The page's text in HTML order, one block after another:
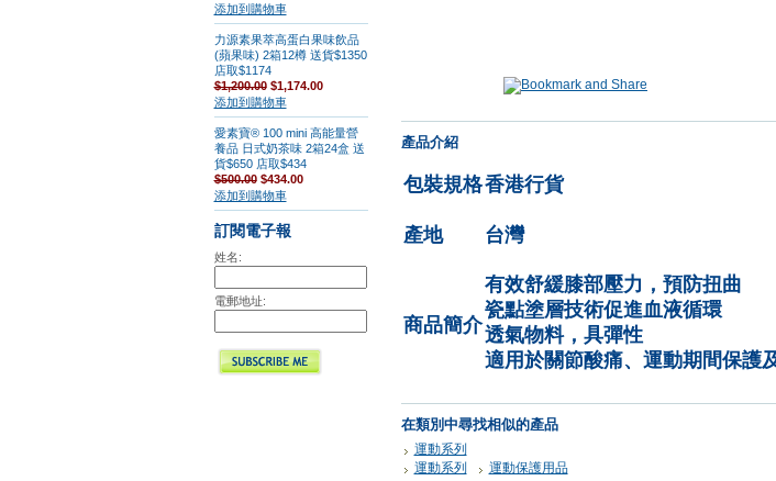
添加到購物車
力源素果萃高蛋白果味飲品
(蘋果味) 2箱12樽 送貨$1350
店取$1174
$1,200.00$1,174.00
添加到購物車
愛素寶® 100 mini 高能量營
養品 日式奶茶味 2箱24盒 送
貨$650 店取$434
$500.00$434.00
添加到購物車
訂閱電子報
姓名:
電郵地址:
產品介紹
包裝規格香港行貨
產地 台灣
商品簡介
有效舒緩膝部壓力，預防扭曲
瓷點塗層技術促進血液循環
透氣物料，具彈性
適用於關節酸痛、運動期間保護
在類別中尋找相似的產品
運動系列
運動系列
運動保護用品